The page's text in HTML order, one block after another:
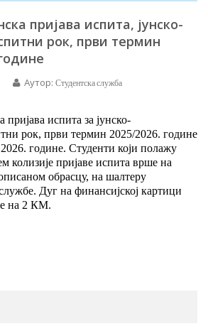
пријава испита, јунско-
рок, први термин
Аутор: Студентска служба
пријава испита за јунско-
рок, први термин 2025/2026. године
6. године. Студенти који полажу
колизије пријаве испита врше на
обрасцу, на шалтеру
Дуг на финансијској картици
на 2 КМ.